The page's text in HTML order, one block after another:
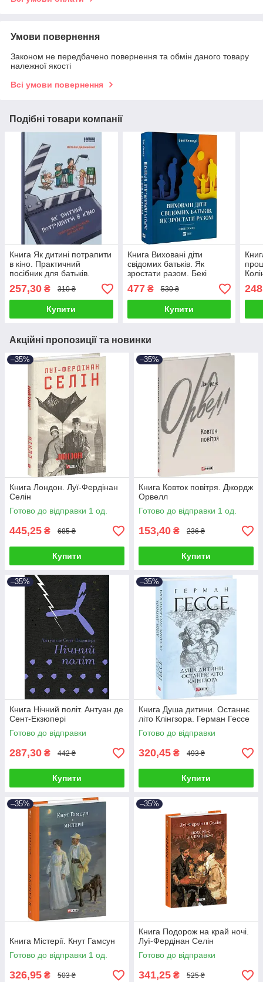
Умови повернення
Законом не передбачено повернення та обмін даного товару
належної якості
Всі умови повернення
Подібні товари компанії
Книга Як дитині потрапити
в кіно. Практичний
посібник для батьків.
Наталія Дорошенко
257,30 ₴ 310 ₴
Купити
Книга Виховані діти
свідомих батьків. Як
зростати разом. Бекі
Кеннеді
477₴ 530 ₴
Купити
248
Акційні пропозиції та новинки
–35%
Книга Лондон. Луї-Фердінан
Селін
Готово до відправки 1 од.
445,25 ₴ 685 ₴
Купити
–35%
Книга Ковток повітря. Джордж
Орвелл
Готово до відправки 1 од.
153,40 ₴ 236 ₴
Купити
–35%
Книга Нічний політ. Антуан де
Сент-Екзюпері
Готово до відправки
287,30 ₴ 442 ₴
Купити
–35%
Книга Душа дитини. Останнє
літо Клінгзора. Герман Гессе
Готово до відправки
320,45 ₴ 493 ₴
Купити
–35%
Книга Містерії. Кнут Гамсун
Готово до відправки 1 од.
326,95 ₴ 503 ₴
–35%
Книга Подорож на край ночі.
Луї-Фердінан Селін
Готово до відправки
341,25 ₴ 525 ₴